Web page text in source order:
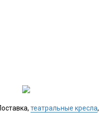
театральные кресла,